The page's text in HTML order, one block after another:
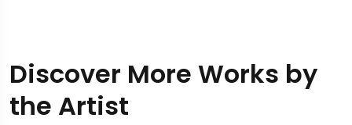
Discover More Works by
the Artist